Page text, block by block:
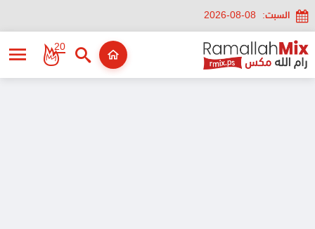
السبت: 2026-08-08
20